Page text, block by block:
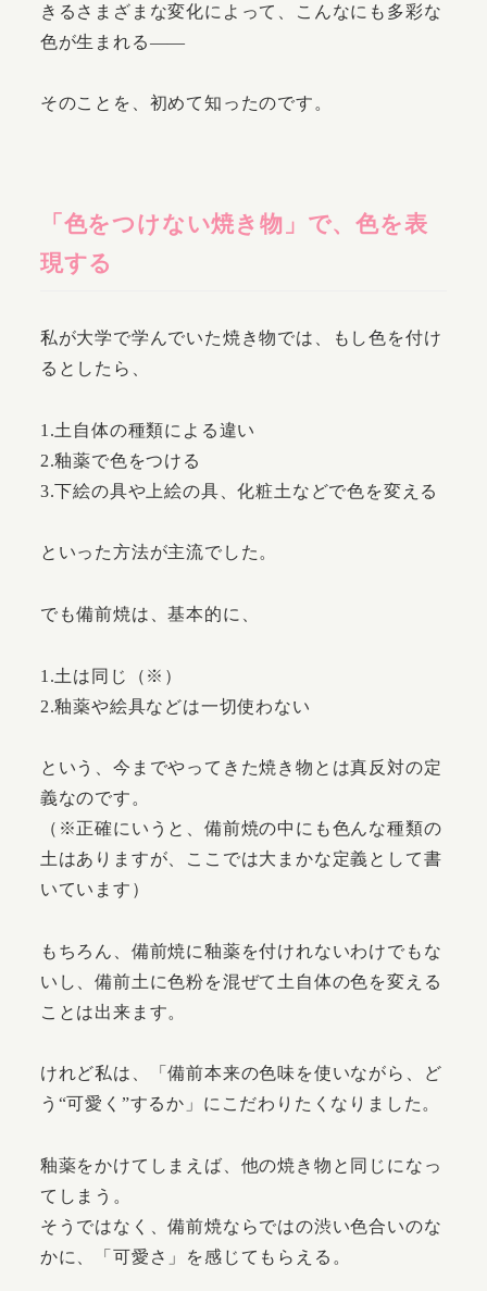
きるさまざまな変化によって、こんなにも多彩な
色が生まれる——
そのことを、初めて知ったのです。
「色をつけない焼き物」で、色を表
現する
私が大学で学んでいた焼き物では、もし色を付け
るとしたら、
1.土自体の種類による違い
2.釉薬で色をつける
3.下絵の具や上絵の具、化粧土などで色を変える
といった方法が主流でした。
でも備前焼は、基本的に、
1.土は同じ（※）
2.釉薬や絵具などは一切使わない
という、今までやってきた焼き物とは真反対の定
義なのです。
（※正確にいうと、備前焼の中にも色んな種類の
土はありますが、ここでは大まかな定義として書
いています）
もちろん、備前焼に釉薬を付けれないわけでもな
いし、備前土に色粉を混ぜて土自体の色を変える
ことは出来ます。
けれど私は、「備前本来の色味を使いながら、ど
う“可愛く”するか」にこだわりたくなりました。
釉薬をかけてしまえば、他の焼き物と同じになっ
てしまう。
そうではなく、備前焼ならではの渋い色合いのな
かに、「可愛さ」を感じてもらえる。